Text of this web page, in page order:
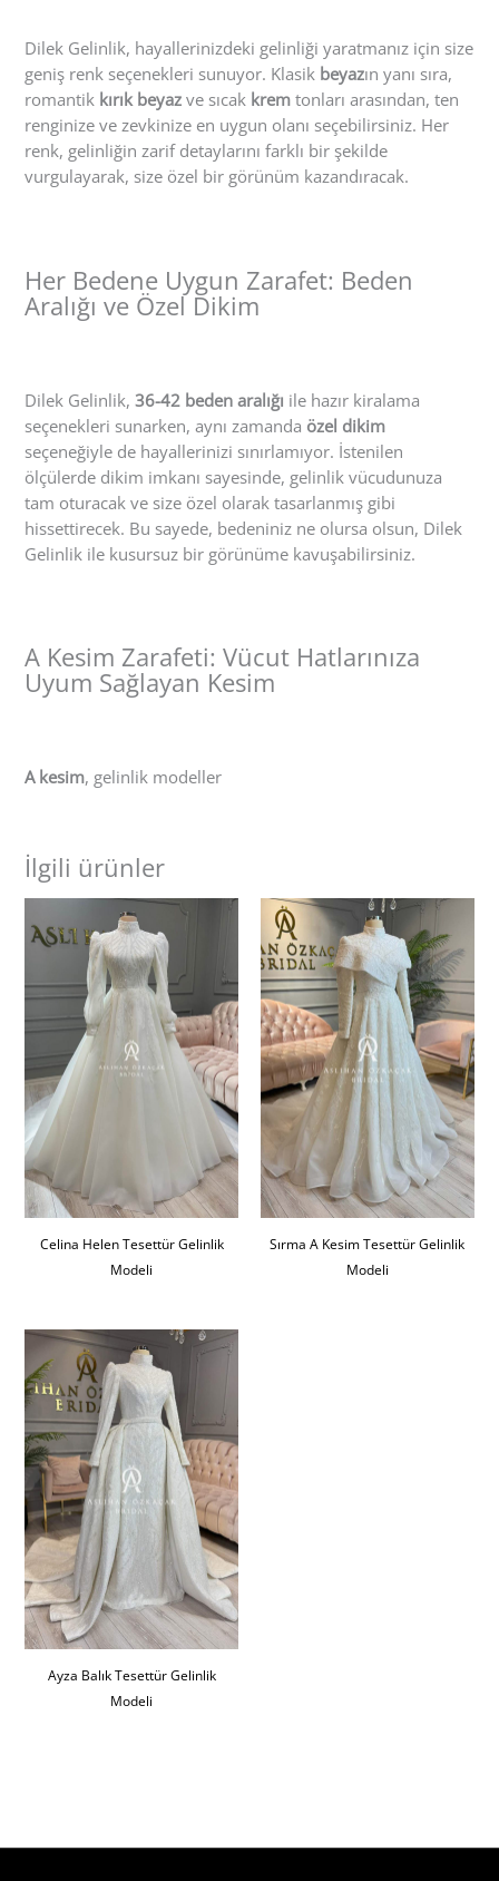
Dilek Gelinlik, hayallerinizdeki gelinliği yaratmanız için size
geniş renk seçenekleri sunuyor. Klasik beyazın yanı sıra,
romantik kırık beyaz ve sıcak krem tonları arasından, ten
renginize ve zevkinize en uygun olanı seçebilirsiniz. Her
renk, gelinliğin zarif detaylarını farklı bir şekilde
vurgulayarak, size özel bir görünüm kazandıracak.
Her Bedene Uygun Zarafet: Beden
Aralığı ve Özel Dikim
Dilek Gelinlik,36-42 beden aralığı ile hazır kiralama
seçenekleri sunarken, aynı zamanda özel dikim
seçeneğiyle de hayallerinizi sınırlamıyor. İstenilen
ölçülerde dikim imkanı sayesinde, gelinlik vücudunuza
tam oturacak ve size özel olarak tasarlanmış gibi
hissettirecek. Bu sayede, bedeniniz ne olursa olsun, Dilek
Gelinlik ile kusursuz bir görünüme kavuşabilirsiniz.
A Kesim Zarafeti: Vücut Hatlarınıza
Uyum Sağlayan Kesim
A kesim, gelinlik modeller
İlgili ürünler
Celina Helen Tesettür Gelinlik
Modeli
Sırma A Kesim Tesettür Gelinlik
Modeli
Ayza Balık Tesettür Gelinlik
Modeli